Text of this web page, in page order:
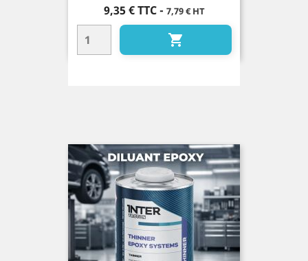
Prix
9,35 € TTC- 7,79 € HT
